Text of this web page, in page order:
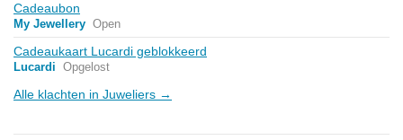
Cadeaubon
My Jewellery Open
Cadeaukaart Lucardi geblokkeerd
Lucardi Opgelost
Alle klachten in Juweliers →